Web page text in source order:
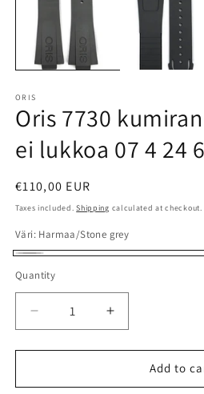
ORIS
Oris 7730
ei lukkoa 07 4 24
Regular
price
€110,00 EUR
Taxes included.Shipping calculated at checkout.
Väri: Harmaa/Stone grey
grey
Quantity
Quantity
Decrease
quantity
for
7730
Increase
quantity
for
7730
Add to